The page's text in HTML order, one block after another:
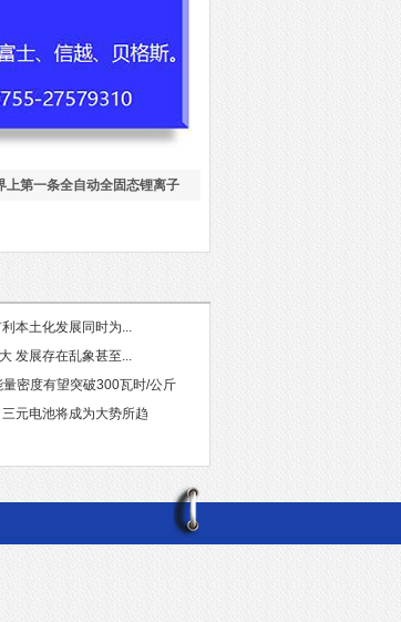
上第一条全自动全固态锂离子
本土化发展同时为...
发展存在乱象甚至...
密度有望突破300瓦时/公斤
元电池将成为大势所趋